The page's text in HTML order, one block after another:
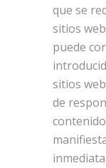
que se
sitios
puede
sitios
de